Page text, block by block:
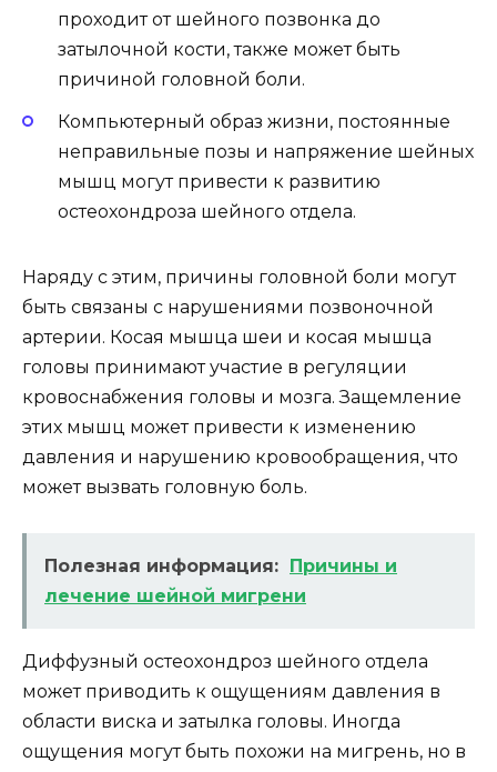
проходит от шейного позвонка до
затылочной кости, также может быть
причиной головной боли.
Компьютерный образ жизни, постоянные
неправильные позы и напряжение шейных
мышц могут привести к развитию
остеохондроза шейного отдела.
Наряду с этим, причины головной боли могут
быть связаны с нарушениями позвоночной
артерии. Косая мышца шеи и косая мышца
головы принимают участие в регуляции
кровоснабжения головы и мозга. Защемление
этих мышц может привести к изменению
давления и нарушению кровообращения, что
может вызвать головную боль.
Полезная информация: Причины и
лечение шейной мигрени
Диффузный остеохондроз шейного отдела
может приводить к ощущениям давления в
области виска и затылка головы. Иногда
ощущения могут быть похожи на мигрень, но в